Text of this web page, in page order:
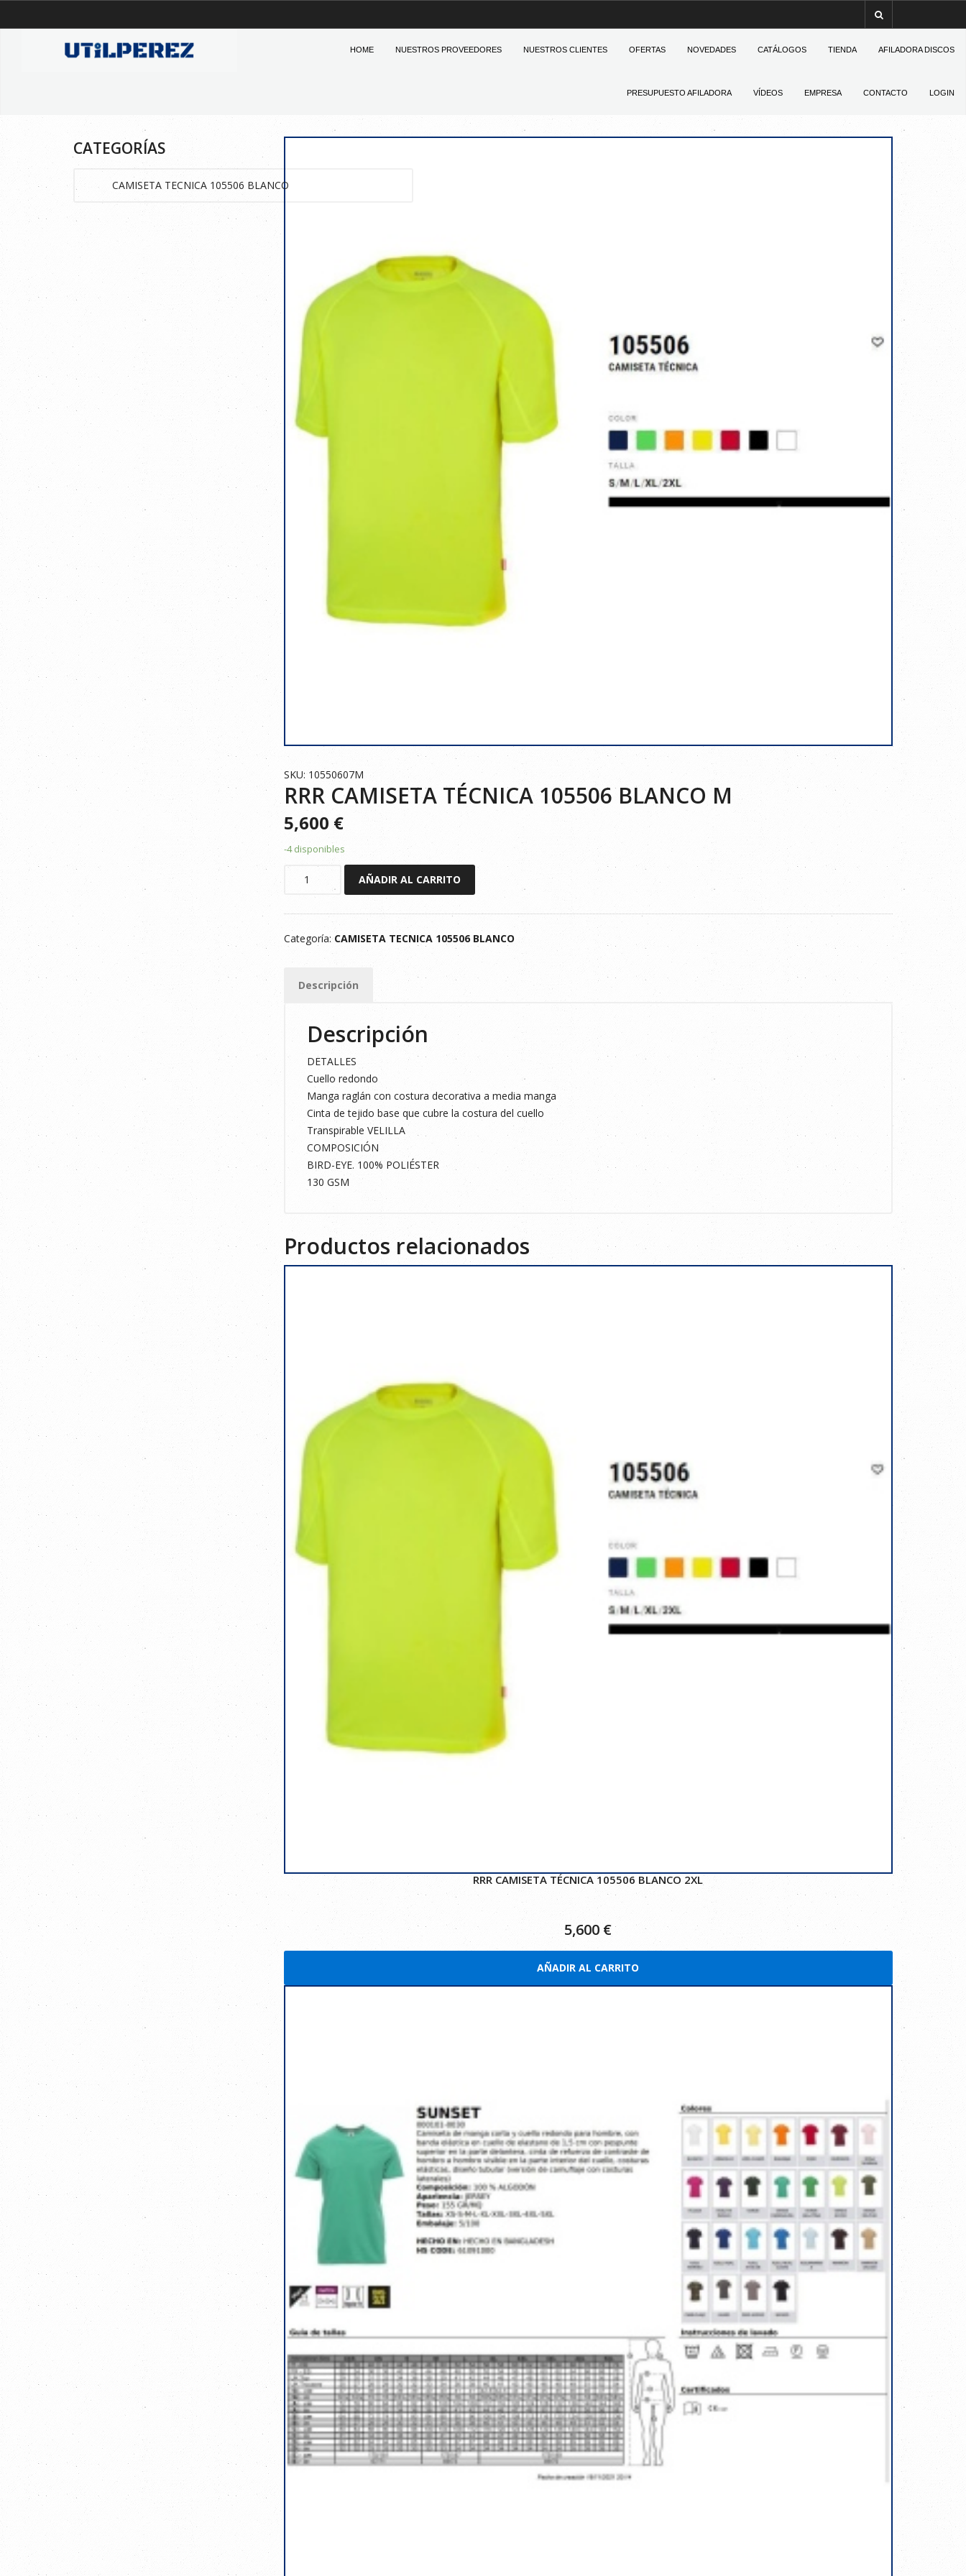
HOME NUESTROS PROVEEDORES NUESTROS CLIENTES OFERTAS NOVEDADES CATÁLOGOS TIENDA AFILADORA DISCOS
PRESUPUESTO AFILADORA VÍDEOS EMPRESA CONTACTO LOGIN
SKU: 10550607M
RRR CAMISETA TÉCNICA 105506 BLANCO M
5,600 €
-4 disponibles
CAMISETA
BLANCO
AÑADIR AL CARRITO
Categoría:CAMISETA TECNICA 105506 BLANCO
Descripción
Descripción
DETALLES
Cuello redondo
Manga raglán con costura decorativa a media manga
Cinta de tejido base que cubre la costura del cuello
Transpirable VELILLA
COMPOSICIÓN
BIRD-EYE. 100% POLIÉSTER
130 GSM
Productos relacionados
RRR CAMISETA TÉCNICA 105506 BLANCO 2XL
5,600 €
AÑADIR AL CARRITO
CATEGORÍAS